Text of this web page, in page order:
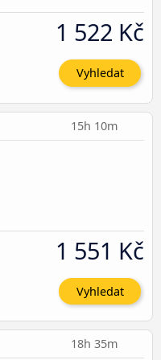
1 522 Kč
Vyhledat
15h 10m
1 551 Kč
Vyhledat
18h 35m